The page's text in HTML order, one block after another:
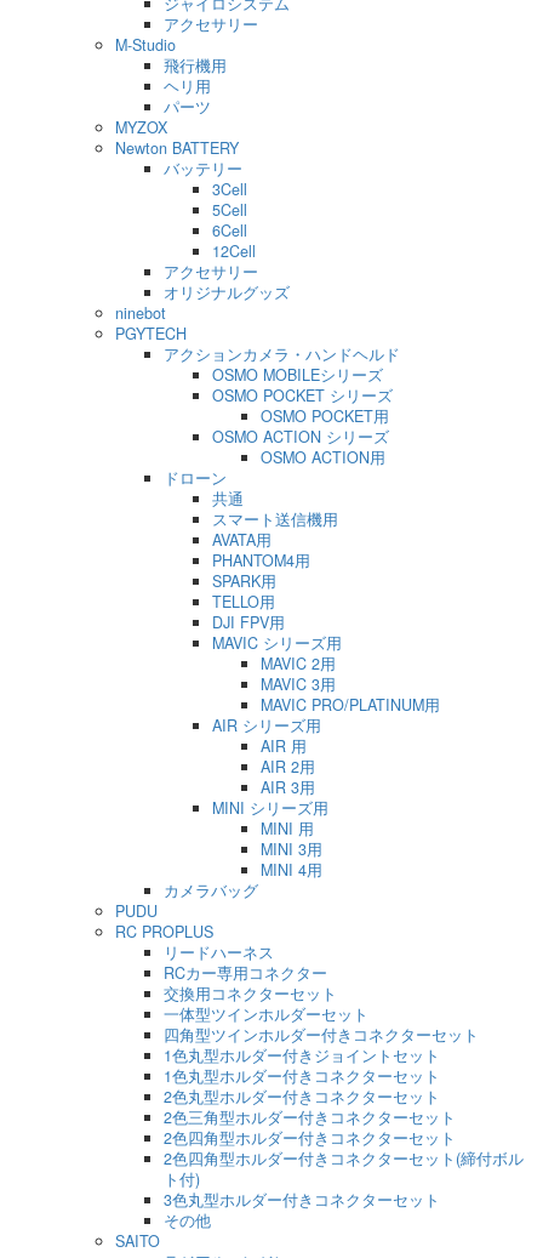
アクセサリー
M-Studio
飛行機用
ヘリ用
パーツ
MYZOX
Newton BATTERY
バッテリー
3Cell
5Cell
6Cell
12Cell
アクセサリー
オリジナルグッズ
ninebot
PGYTECH
アクションカメラ・ハンドヘルド
OSMO MOBILEシリーズ
OSMO POCKET シリーズ
OSMO POCKET用
OSMO ACTION シリーズ
OSMO ACTION用
ドローン
共通
スマート送信機用
AVATA用
PHANTOM4用
SPARK用
TELLO用
DJI FPV用
MAVIC シリーズ用
MAVIC 2用
MAVIC 3用
MAVIC PRO/PLATINUM用
AIR シリーズ用
AIR 用
AIR 2用
AIR 3用
MINI シリーズ用
MINI 用
MINI 3用
MINI 4用
カメラバッグ
PUDU
RC PROPLUS
リードハーネス
RCカー専用コネクター
交換用コネクターセット
一体型ツインホルダーセット
四角型ツインホルダー付きコネクターセット
1色丸型ホルダー付きジョイントセット
1色丸型ホルダー付きコネクターセット
2色丸型ホルダー付きコネクターセット
2色三角型ホルダー付きコネクターセット
2色四角型ホルダー付きコネクターセット
2色四角型ホルダー付きコネクターセット(締付ボル
ト付)
3色丸型ホルダー付きコネクターセット
その他
SAITO